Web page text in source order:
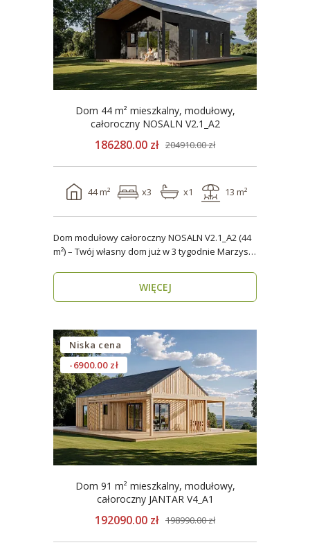
Dom 44 m² mieszkalny, modułowy,
całoroczny NOSALN V2.1_A2
186280.00 zł 204910.00 zł
44 m² x3 x1 13 m²
Dom modułowy całoroczny NOSALN V2.1_A2 (44
m²) – Twój własny dom już w 3 tygodnie Marzysz
WIĘCEJ
Niska cena
-6900.00 zł
Dom 91 m² mieszkalny, modułowy,
całoroczny JANTAR V4_A1
192090.00 zł 198990.00 zł